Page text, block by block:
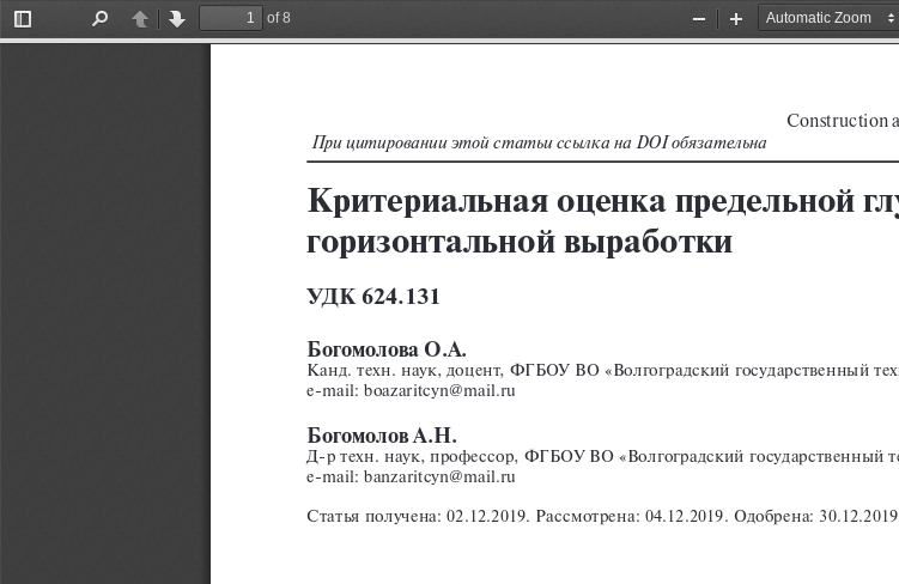
Toggle
PreviousNext
of 8
Zoom
Out
Zoom
In
Construction
При цитировании этой статьи ссылка на DOI
Критериальная оценка предельной
горизонтальной выработки
УДК 624.131
Богомолова О.А.
Канд. техн. наук, доцент, ФГБОУ ВО «Волгоградский государственный
e-mail: boazaritcyn@mail.ru
Богомолов А.Н.
Д-р техн. наук, профессор, ФГБОУ ВО «Волгоградский государственный
e-mail: banzaritcyn@mail.ru
Статья получена: 02.12.2019. Рассмотрена: 04.12.2019. Одобрена: